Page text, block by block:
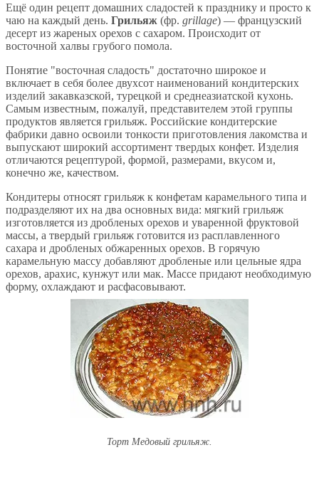
Ещё один рецепт домашних сладостей к празднику и просто к
чаю на каждый день. Грильяж (фр. grillage) — французский
десерт из жареных орехов с сахаром. Происходит от
восточной халвы грубого помола.
Понятие "восточная сладость" достаточно широкое и
включает в себя более двухсот наименований кондитерских
изделий закавказской, турецкой и среднеазиатской кухонь.
Самым известным, пожалуй, представителем этой группы
продуктов является грильяж. Российские кондитерские
фабрики давно освоили тонкости приготовления лакомства и
выпускают широкий ассортимент твердых конфет. Изделия
отличаются рецептурой, формой, размерами, вкусом и,
конечно же, качеством.
Кондитеры относят грильяж к конфетам карамельного типа и
подразделяют их на два основных вида: мягкий грильяж
изготовляется из дробленых орехов и уваренной фруктовой
массы, а твердый грильяж готовится из расплавленного
сахара и дробленых обжаренных орехов. В горячую
карамельную массу добавляют дробленые или цельные ядра
орехов, арахис, кунжут или мак. Массе придают необходимую
форму, охлаждают и расфасовывают.
Торт Медовый грильяж.